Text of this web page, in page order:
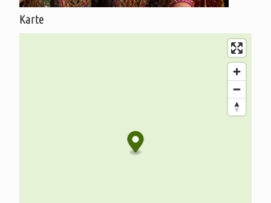
Karte